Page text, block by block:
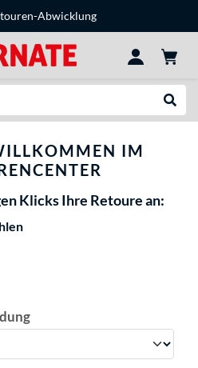
Abwicklung
IM
Klicks Ihre Retoure an: